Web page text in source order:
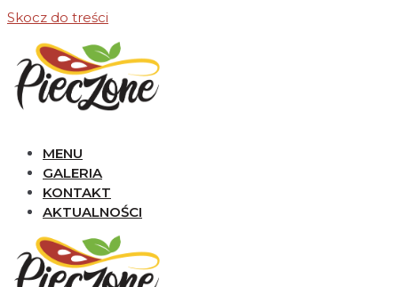
Skocz do treści
MENU
GALERIA
KONTAKT
AKTUALNOŚCI